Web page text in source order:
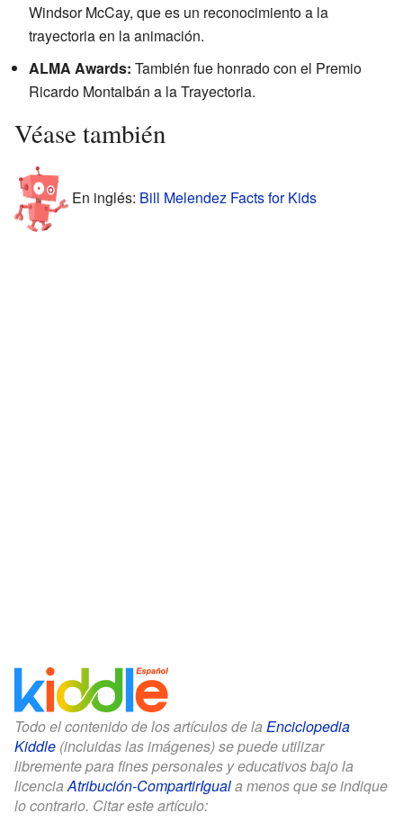
Windsor McCay, que es un reconocimiento a la
trayectoria en la animación.
ALMA Awards: También fue honrado con el Premio
Ricardo Montalbán a la Trayectoria.
Véase también
En inglés: Bill Melendez Facts for Kids
Todo el contenido de los artículos de la Enciclopedia
Kiddle (incluidas las imágenes) se puede utilizar
libremente para fines personales y educativos bajo la
licenciaAtribución-CompartirIguala menos que se indique
lo contrario. Citar este artículo: